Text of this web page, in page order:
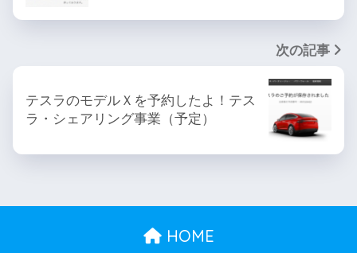
次の記事
テスラのモデルＸを予約したよ！テス
ラ・シェアリング事業（予定）
HOME